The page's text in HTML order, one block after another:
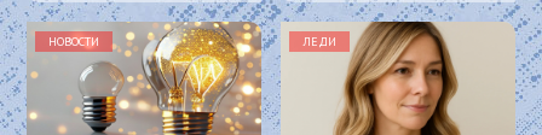
НОВОСТИ ЛЕДИ